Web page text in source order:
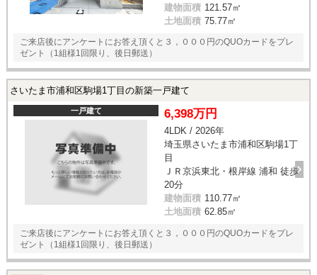
建物面積 121.57㎡
土地面積 75.77㎡
ご来店後にアンケートにお答え頂くと３，０００円のQUOカードをプレ
ゼント（1組様1回限り、後日郵送）
さいたま市浦和区駒場1丁目の新築一戸建て
一戸建て 6,398万円
4LDK / 2026年
埼玉県さいたま市浦和区駒場1丁
目
ＪＲ京浜東北・根岸線 浦和 徒歩
20分
建物面積 110.77㎡
土地面積 62.85㎡
ご来店後にアンケートにお答え頂くと３，０００円のQUOカードをプレ
ゼント（1組様1回限り、後日郵送）